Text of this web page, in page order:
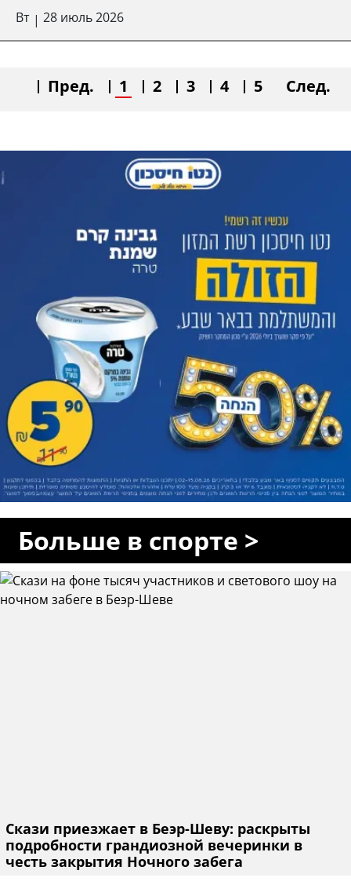
Вт | 28 июль 2026
Пред. 1 2 3 4 5 След.
Больше в спорте >
Скази приезжает в Беэр-Шеву: раскрыты
подробности грандиозной вечеринки в
честь закрытия Ночного забега